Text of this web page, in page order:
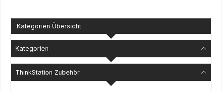
Kategorien Übersicht
Kategorien
ThinkStation Zubehör